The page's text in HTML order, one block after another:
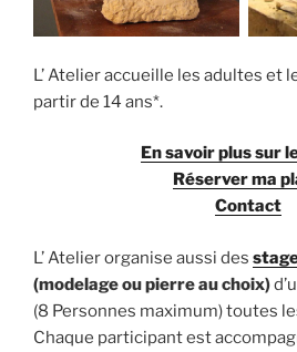
L’ Atelier accueille les adultes et
partir de 14 ans*.
En savoir plus sur
Réserver ma
Contact
L’ Atelier organise aussi des
(modelage ou pierre au choix)
(8 Personnes maximum) toutes
Chaque participant est